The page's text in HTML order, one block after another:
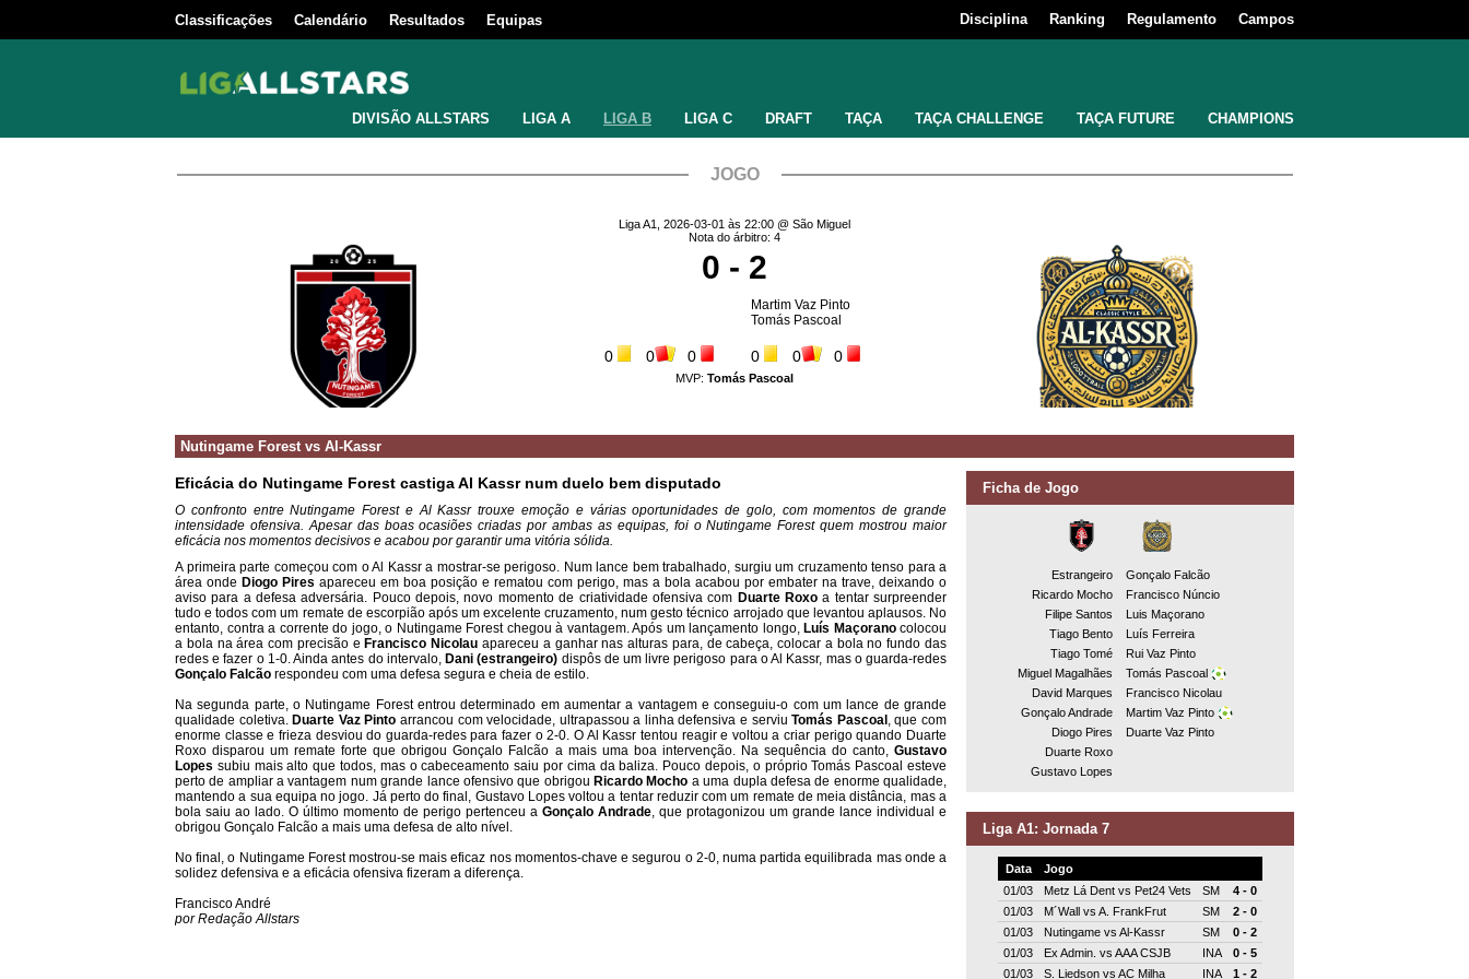
Classificações Calendário Resultados Equipas Disciplina Ranking Regulamento Campos
DIVISÃO ALLSTARS LIGA A LIGA B LIGA C DRAFT TAÇA TAÇA CHALLENGE TAÇA FUTURE CHAMPIONS
JOGO
Liga A1, 2026-03-01 às 22:00 @ São Miguel
Nota do árbitro: 4
0 - 2
Martim Vaz Pinto
Tomás Pascoal
0 0 0 0 0 0
MVP: Tomás Pascoal
Nutingame Forestvs Al-Kassr
Eficácia do Nutingame Forest castiga Al Kassr num duelo bem disputado
O confronto entre Nutingame Forest e Al Kassr trouxe emoção e várias oportunidades de golo, com momentos de grande
intensidade ofensiva. Apesar das boas ocasiões criadas por ambas as equipas, foi o Nutingame Forest quem mostrou maior
eficácia nos momentos decisivos e acabou por garantir uma vitória sólida.
A primeira parte começou com o Al Kassr a mostrar-se perigoso. Num lance bem trabalhado, surgiu um cruzamento tenso para a
área onde Diogo Pires apareceu em boa posição e rematou com perigo, mas a bola acabou por embater na trave, deixando o
aviso para a defesa adversária. Pouco depois, novo momento de criatividade ofensiva com Duarte Roxoa tentar surpreender
tudo e todos com um remate de escorpião após um excelente cruzamento, num gesto técnico arrojado que levantou aplausos. No
entanto, contra a corrente do jogo, o Nutingame Forest chegou à vantagem. Após um lançamento longo, Luís Maçoranocolocou
a bola na área com precisão e Francisco Nicolau apareceu a ganhar nas alturas para, de cabeça, colocar a bola no fundo das
redes e fazer o 1-0. Ainda antes do intervalo, Dani (estrangeiro) dispôs de um livre perigoso para o Al Kassr, mas o guarda-redes
Gonçalo Falcão respondeu com uma defesa segura e cheia de estilo.
Na segunda parte, o Nutingame Forest entrou determinado em aumentar a vantagem e conseguiu-o com um lance de grande
qualidade coletiva. Duarte Vaz Pinto arrancou com velocidade, ultrapassou a linha defensiva e serviuTomás Pascoal , que com
enorme classe e frieza desviou do guarda-redes para fazer o 2-0. O Al Kassr tentou reagir e voltou a criar perigo quando Duarte
Roxo disparou um remate forte que obrigou Gonçalo Falcão a mais uma boa intervenção. Na sequência do canto, Gustavo
Lopes subiu mais alto que todos, mas o cabeceamento saiu por cima da baliza. Pouco depois, o próprio Tomás Pascoal esteve
perto de ampliar a vantagem num grande lance ofensivo que obrigou Ricardo Mocho a uma dupla defesa de enorme qualidade,
mantendo a sua equipa no jogo. Já perto do final, Gustavo Lopes voltou a tentar reduzir com um remate de meia distância, mas a
bola saiu ao lado. O último momento de perigo pertenceu a Gonçalo Andrade, que protagonizou um grande lance individual e
obrigou Gonçalo Falcão a mais uma defesa de alto nível.
No final, o Nutingame Forest mostrou-se mais eficaz nos momentos-chave e segurou o 2-0, numa partida equilibrada mas onde a
solidez defensiva e a eficácia ofensiva fizeram a diferença.
Francisco André
por Redação Allstars
Ficha de Jogo
Estrangeiro
Gonçalo Falcão
Ricardo Mocho
Francisco Núncio
Filipe Santos
Luis Maçorano
Tiago Bento
Luís Ferreira
Tiago Tomé
Rui Vaz Pinto
Miguel Magalhães
Tomás Pascoal
David Marques
Francisco Nicolau
Gonçalo Andrade
Martim Vaz Pinto
Diogo Pires
Duarte Vaz Pinto
Duarte Roxo
Gustavo Lopes
Liga A1: Jornada 7
Data
Jogo
01/03
Metz Lá Dent vs Pet24 Vets SM
4 - 0
01/03
M´Wall vs A. FrankFrut SM
2 - 0
01/03
Nutingame vs Al-Kassr SM
0 - 2
01/03
Ex Admin. vs AAA CSJB INA
0 - 5
01/03
S. Liedson vs AC Milha INA 1 - 2